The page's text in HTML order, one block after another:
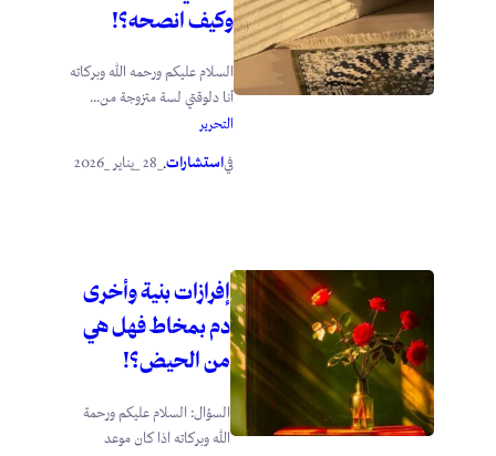
وكيف انصحه؟!
السلام عليكم ورحمه الله وبركاته
أنا دلوقتي لسة متزوجة من...
التحرير
فياستشارات.
إفرازات بنية وأخرى
دم بمخاط فهل هي
من الحيض؟!
السؤال: السلام عليكم ورحمة
الله وبركاته اذا كان موعد